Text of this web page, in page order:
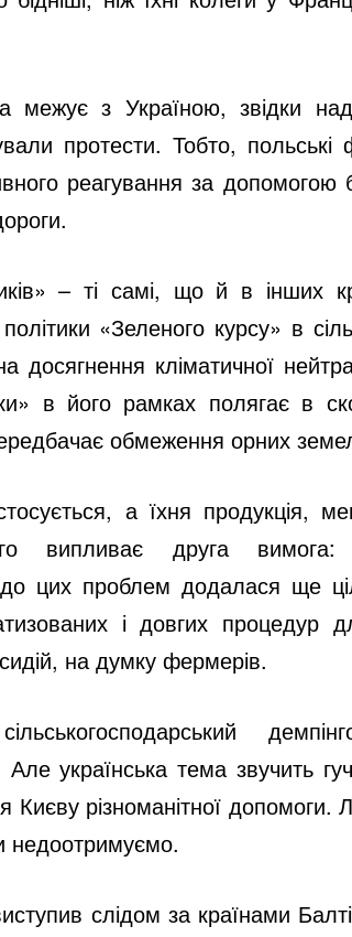
з Україною, звідки
протести. Тобто,
реагування за допомогою
– ті самі, що й в інших
«Зеленого курсу» в
досягнення кліматичної
в його рамках полягає в
обмеження орних
а їхня продукція,
випливає друга вимога:
до цих проблем додалася ще
і довгих
на думку фермерів.
українська тема звучить
Києву різноманітної допомоги.
недоотримуємо.
слідом за країнами